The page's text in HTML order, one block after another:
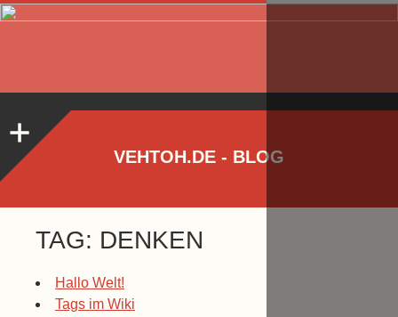
VEHTOH.DE - BLOG
TAG: DENKEN
Hallo Welt!
Tags im Wiki